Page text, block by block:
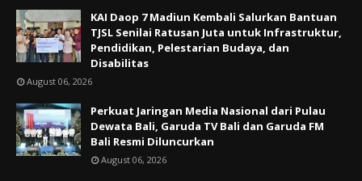
KAI Daop 7 Madiun Kembali Salurkan Bantuan
TJSL Senilai Ratusan Juta untuk Infrastruktur,
Pendidikan, Pelestarian Budaya, dan
Disabilitas
August 06, 2026
Perkuat Jaringan Media Nasional dari Pulau
Dewata Bali, Garuda TV Bali dan Garuda FM
Bali Resmi Diluncurkan
August 06, 2026